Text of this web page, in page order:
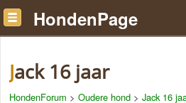
HondenPage
Jack 16 jaar
HondenForum > Oudere hond > Jack 16